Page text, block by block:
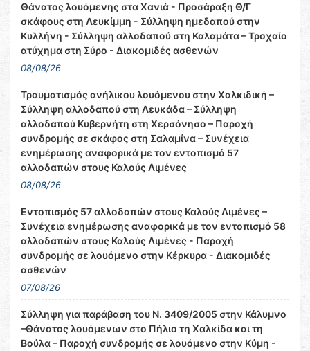
Θάνατος λουόμενης στα Χανιά - Προσάραξη Θ/Γ
σκάφους στη Λευκίμμη - Σύλληψη ημεδαπού στην
Κυλλήνη - Σύλληψη αλλοδαπού στη Καλαμάτα – Τροχαίο
ατύχημα στη Σύρο - Διακομιδές ασθενών
08/08/26
Τραυματισμός ανήλικου λουόμενου στην Χαλκιδική –
Σύλληψη αλλοδαπού στη Λευκάδα – Σύλληψη
αλλοδαπού Κυβερνήτη στη Χερσόνησο – Παροχή
συνδρομής σε σκάφος στη Σαλαμίνα – Συνέχεια
ενημέρωσης αναφορικά με τον εντοπισμό 57
αλλοδαπών στους Καλούς Λιμένες
08/08/26
Εντοπισμός 57 αλλοδαπών στους Καλούς Λιμένες –
Συνέχεια ενημέρωσης αναφορικά με τον εντοπισμό 58
αλλοδαπών στους Καλούς Λιμένες - Παροχή
συνδρομής σε λουόμενο στην Κέρκυρα - Διακομιδές
ασθενών
07/08/26
Σύλληψη για παράβαση του Ν. 3409/2005 στην Κάλυμνο
–Θάνατος λουόμενων στο Πήλιο τη Χαλκίδα και τη
Βούλα – Παροχή συνδρομής σε λουόμενο στην Κύμη -